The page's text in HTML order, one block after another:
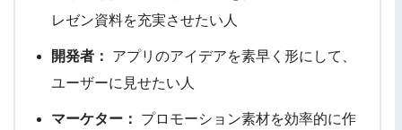
レゼン資料を充実させたい人
開発者：
アプリのアイデアを素早く形にして、
ユーザーに見せたい人
マーケター：
プロモーション素材を効率的に作